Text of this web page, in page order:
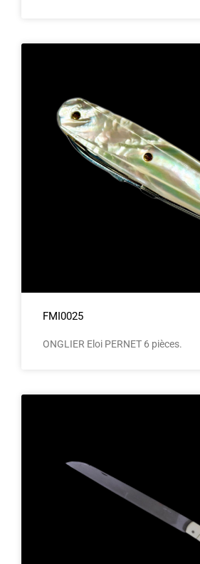
FMI0025
ONGLIER Eloi PERNET 6 pièces.